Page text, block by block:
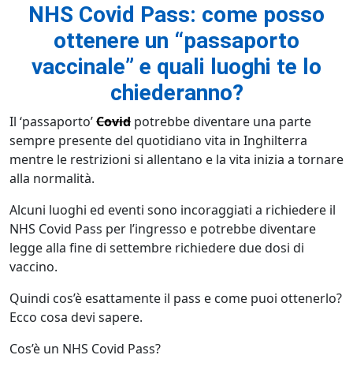
NHS Covid Pass: come posso
ottenere un “passaporto
vaccinale” e quali luoghi te lo
chiederanno?
Il ‘passaporto’Covid potrebbe diventare una parte
sempre presente del quotidiano vita in Inghilterra
mentre le restrizioni si allentano e la vita inizia a tornare
alla normalità.
Alcuni luoghi ed eventi sono incoraggiati a richiedere il
NHS Covid Pass per l’ingresso e potrebbe diventare
legge alla fine di settembre richiedere due dosi di
vaccino.
Quindi cos’è esattamente il pass e come puoi ottenerlo?
Ecco cosa devi sapere.
Cos’è un NHS Covid Pass?